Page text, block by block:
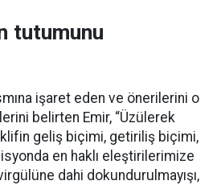
tutumunu
işaret eden ve önerilerini o
belirten Emir, “Üzülerek
geliş biçimi, getiriliş biçimi,
en haklı eleştirilerimize
dahi dokundurulmayışı,